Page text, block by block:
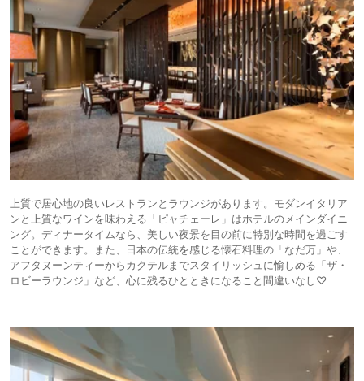
上質で居心地の良いレストランとラウンジがあります。モダンイタリア
ンと上質なワインを味わえる「ピャチェーレ」はホテルのメインダイニ
ング。ディナータイムなら、美しい夜景を目の前に特別な時間を過ごす
ことができます。また、日本の伝統を感じる懐石料理の「なだ万」や、
アフタヌーンティーからカクテルまでスタイリッシュに愉しめる「ザ・
ロビーラウンジ」など、心に残るひとときになること間違いなし♡